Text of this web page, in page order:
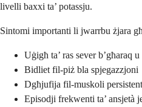
livelli baxxi ta’ potassju.
Sintomi importanti li jwarrbu żjara
Uġigħ ta’ ras sever b’għaraq
Bidliet fil-piż bla spjegazzjoni
Dgħjufija fil-muskoli
Episodji frekwenti ta’ ansjetà